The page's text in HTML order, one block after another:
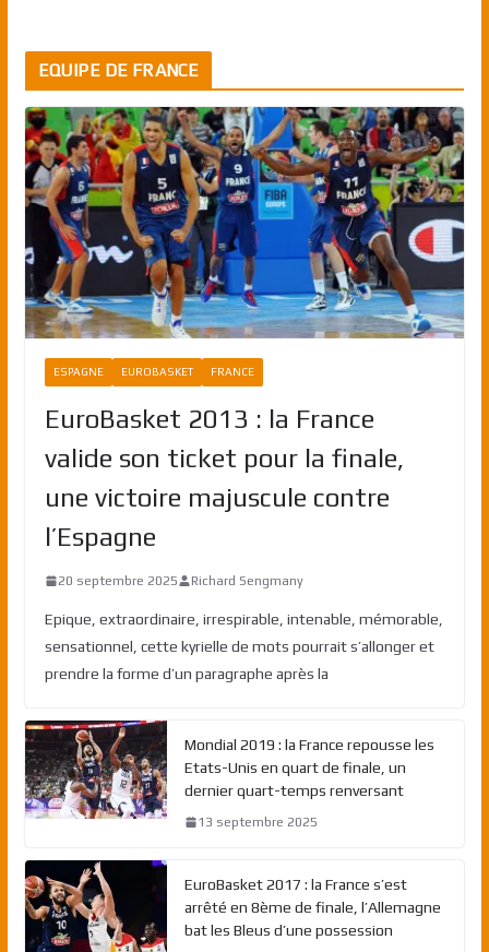
EQUIPE DE FRANCE
ESPAGNE EUROBASKET FRANCE
EuroBasket 2013 : la France
valide son ticket pour la finale,
une victoire majuscule contre
l’Espagne
20 septembre 2025 Richard Sengmany
Epique, extraordinaire, irrespirable, intenable, mémorable,
sensationnel, cette kyrielle de mots pourrait s’allonger et
prendre la forme d’un paragraphe après la
Mondial 2019 : la France repousse les
Etats-Unis en quart de finale, un
dernier quart-temps renversant
13 septembre 2025
EuroBasket 2017 : la France s’est
arrêté en 8ème de finale, l’Allemagne
bat les Bleus d’une possession